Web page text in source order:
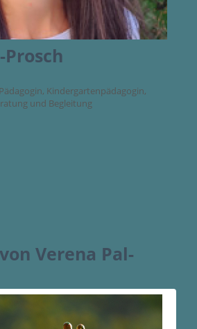
Kindergartenpädagogin,
und Begleitung
Verena Pal-